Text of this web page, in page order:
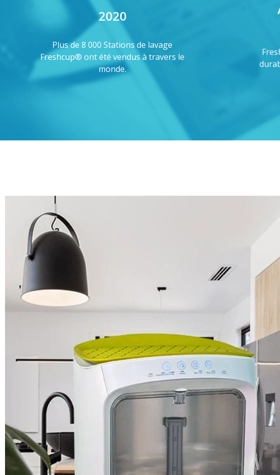
2020
Plus de 8 000 Stations de lavage
Freshcup® ont été vendus à travers le
monde.